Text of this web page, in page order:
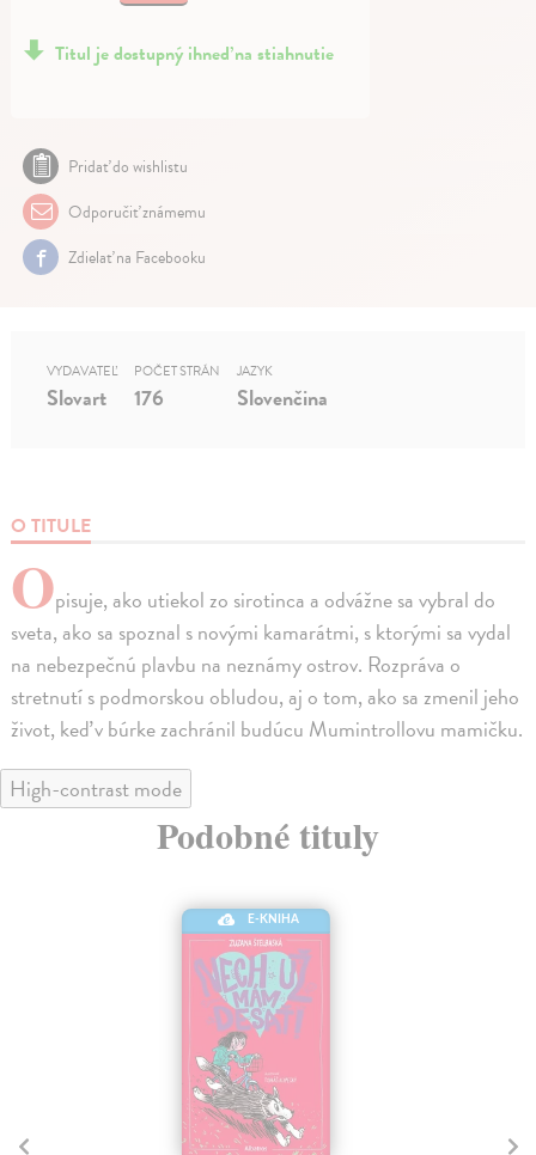
Titul je dostupný ihneď na stiahnutie
Pridať do wishlistu
Odporučiť známemu
Zdielať na Facebooku
O TITULE
Opisuje, ako utiekol zo sirotinca a odvážne sa vybral do
sveta, ako sa spoznal s novými kamarátmi, s ktorými sa vydal
na nebezpečnú plavbu na neznámy ostrov. Rozpráva o
stretnutí s podmorskou obludou, aj o tom, ako sa zmenil jeho
život, keď v búrke zachránil budúcu Mumintrollovu mamičku.
VYDAVATEĽ
Slovart
POČET STRÁN
176
JAZYK
Slovenčina
High-contrast mode
Podobné tituly
E-KNIHA